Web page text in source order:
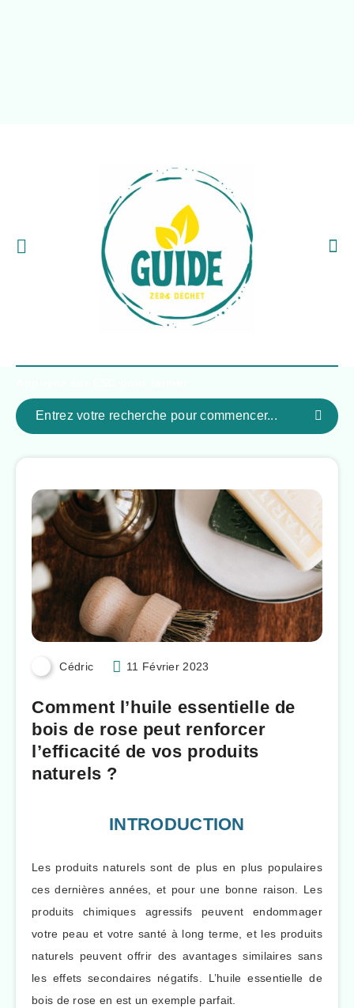
Cédric 11 Février 2023
Comment l’huile essentielle de
bois de rose peut renforcer
l’efficacité de vos produits
naturels ?
INTRODUCTION
Les produits naturels sont de plus en plus populaires
ces dernières années, et pour une bonne raison. Les
produits chimiques agressifs peuvent endommager
votre peau et votre santé à long terme, et les produits
naturels peuvent offrir des avantages similaires sans
les effets secondaires négatifs. L’huile essentielle de
bois de rose en est un exemple parfait.